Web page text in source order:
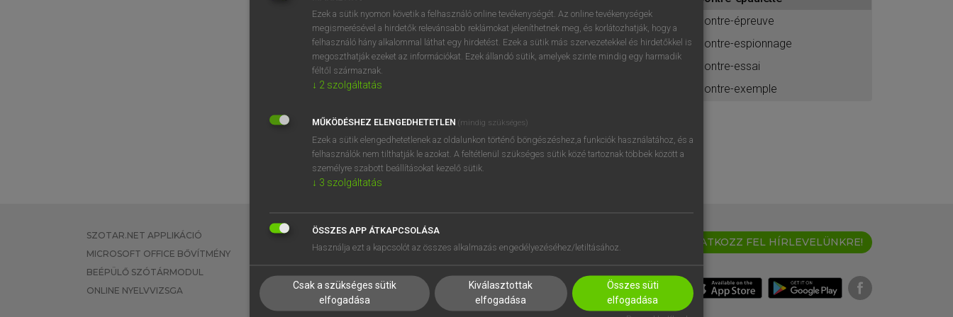
BELÉPÉS
próbaverziójának elindításához
regisztrálok ésbelépek.
REGISZTRÁCIÓ
contre-épreuve
contre-espionnage
contre-essai
contre-exemple
SZOTAR.NET APPLIKÁCIÓ
MICROSOFT OFFICE BŐVÍTMÉNY
BEÉPÜLŐ SZÓTÁRMODUL
ONLINE NYELVVIZSGA
EGYÉNI FELHASZNÁLÓKNAK
TANULÓKNAK
VÁLLALATI MEGOLDÁSOK
SÚGÓ
RÓLUNK
SÜTI BEÁLLÍTÁSOK
IRATKOZZ FEL HÍRLEVELÜNKRE!
Ezek a sütik nyomon követik a felhasználó online tevékenységét. Az online tevékenységek
megismerésével a hirdetők relevánsabb reklámokat jeleníthetnek meg, és korlátozhatják, hogy a
felhasználó hány alkalommal láthat egy hirdetést. Ezek a sütik más szervezetekkel és hirdetőkkel is
megoszthatják ezeket az információkat. Ezek állandó sütik, amelyek szinte mindig egy harmadik
féltől származnak.
↓ 2 szolgáltatás
MŰKÖDÉSHEZ ELENGEDHETETLEN (mindig szükséges)
Ezek a sütik elengedhetetlenek az oldalunkon történő böngészéshez,a funkciók használatához, és a
felhasználók nem tilthatják le azokat. A feltétlenül szükséges sütik közé tartoznak többek között a
személyre szabott beállításokat kezelő sütik.
↓ 3 szolgáltatás
ÖSSZES APP ÁTKAPCSOLÁSA
Használja ezt a kapcsolót az összes alkalmazás engedélyezéséhez/letiltásához.
Csak a szükséges sütik
elfogadása
Kiválasztottak
elfogadása
Összes süti
elfogadása